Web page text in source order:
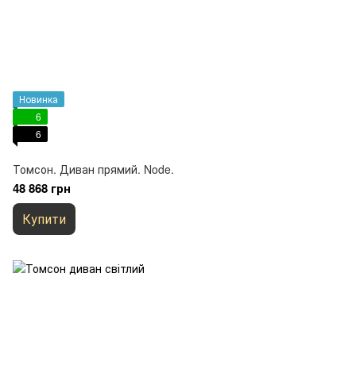
Новинка
6
6
Томсон. Диван прямий. Node.
48 868 грн
Купити